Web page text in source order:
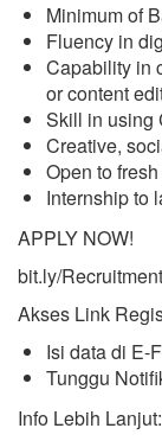
Minimum of
Fluency in
Capability in
or content
Skill in using
Creative,
Open to
Internship to
APPLY NOW!
bit.ly/
Akses Link
Isi data di E-
Tunggu
Info Lebih